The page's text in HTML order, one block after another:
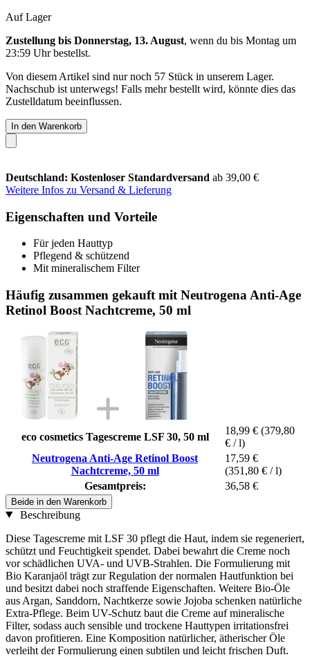
Auf Lager
Zustellung bis Donnerstag, 13. August, wenn du bis Montag um
23:59 Uhrbestellst.
Von diesem Artikel sind nur noch 57 Stück in unserem Lager.
Nachschub ist unterwegs! Falls mehr bestellt wird, könnte dies das
Zustelldatum beeinflussen.
In den Warenkorb
Deutschland: Kostenloser Standardversand ab 39,00 €
Weitere Infos zu Versand & Lieferung
Eigenschaften und Vorteile
Für jeden Hauttyp
Pflegend & schützend
Mit mineralischem Filter
Häufig zusammen gekauft mit Neutrogena Anti-Age
Retinol Boost Nachtcreme, 50 ml
eco cosmetics Tagescreme LSF 30, 50 ml
18,99 € (379,80
€ / l)
Neutrogena Anti-Age Retinol Boost
Nachtcreme, 50 ml
17,59 €
(351,80 € / l)
Gesamtpreis:
36,58 €
Beide in den Warenkorb
Beschreibung
Diese Tagescreme mit LSF 30 pflegt die Haut, indem sie regeneriert,
schützt und Feuchtigkeit spendet. Dabei bewahrt die Creme noch
vor schädlichen UVA- und UVB-Strahlen. Die Formulierung mit
Bio Karanjaöl trägt zur Regulation der normalen Hautfunktion bei
und besitzt dabei noch straffende Eigenschaften. Weitere Bio-Öle
aus Argan, Sanddorn, Nachtkerze sowie Jojoba schenken natürliche
Extra-Pflege. Beim UV-Schutz baut die Creme auf mineralische
Filter, sodass auch sensible und trockene Hauttypen irritationsfrei
davon profitieren. Eine Komposition natürlicher, ätherischer Öle
verleiht der Formulierung einen subtilen und leicht frischen Duft.